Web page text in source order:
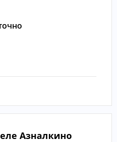
Азналкино